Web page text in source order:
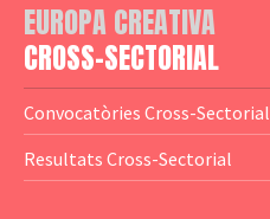
— Logotips
— Notícies
— Publicacions
— Guies MEDIA
— Altres Guies
EUROPA CREATIVA
CROSS-SECTORIAL
Convocatòries Cross-Sectorial
Resultats Cross-Sectorial